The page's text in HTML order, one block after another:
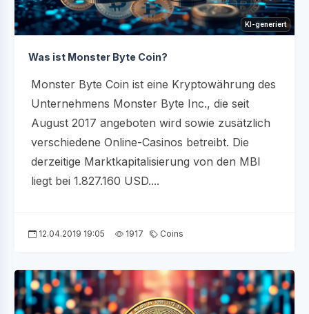
KI-generiert
Was ist Monster Byte Coin?
Monster Byte Coin ist eine Kryptowährung des
Unternehmens Monster Byte Inc., die seit
August 2017 angeboten wird sowie zusätzlich
verschiedene Online-Casinos betreibt. Die
derzeitige Marktkapitalisierung von den MBI
liegt bei 1.827.160 USD....
12.04.2019 19:05 1917 Coins